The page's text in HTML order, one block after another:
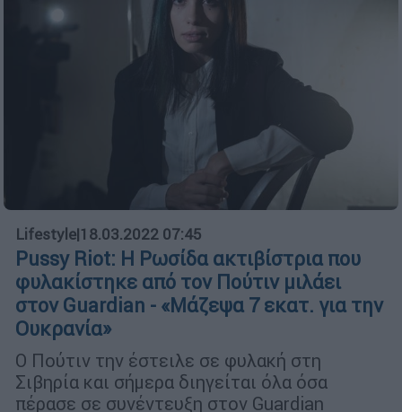
Lifestyle|18.03.2022 07:45
Pussy Riot: Η Ρωσίδα ακτιβίστρια που
φυλακίστηκε από τον Πούτιν μιλάει
στον Guardian - «Μάζεψα 7 εκατ. για την
Ουκρανία»
Ο Πούτιν την έστειλε σε φυλακή στη
Σιβηρία και σήμερα διηγείται όλα όσα
πέρασε σε συνέντευξη στον Guardian